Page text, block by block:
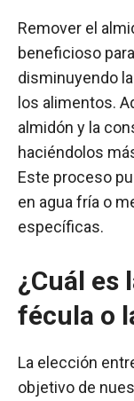
Remover el
beneficioso
disminuyendo
los alimentos.
almidón y la
haciéndolos
Este proceso
en agua fría o
específicas.
¿Cuál es
fécula o
La elección
objetivo de